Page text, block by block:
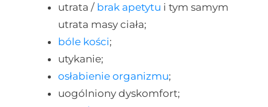
utrata / brak apetytu i tym samym
utrata masy ciała;
bóle kości;
utykanie;
osłabienie organizmu;
uogólniony dyskomfort;